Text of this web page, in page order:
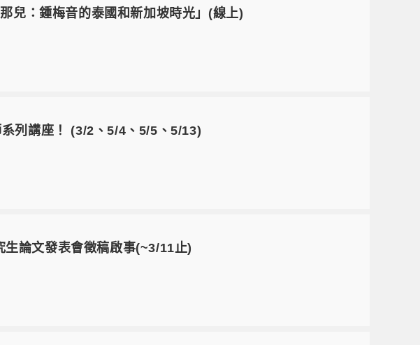
兒：鍾梅音的泰國和新加坡時光」(線上)
列講座！ (3/2、5/4、5/5、5/13)
生論文發表會徵稿啟事(~3/11止)